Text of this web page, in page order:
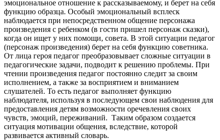
эмоциональное отношение к рассказываемому, и берет на себя
функцию образца. Особый эмоциональный всплеск
наблюдается при непосредственном общение персонажа
произведения с ребенком (в гости пришел персонаж сказки),
когда он ищет у них помощи, совета. В этой ситуации педагог
(персонаж произведения) берет на себя функцию советника.
От лица героя педагог преобразовывает сложные ситуации в
педагогические задачи, подводит к решению проблемы. При
чтении произведения педагог постоянно следит за своим
исполнением, а также за восприятием и вниманием
слушателей. То есть педагог выполняет функцию
наблюдателя, используя в последующем свои наблюдения для
предоставления детям возможности оречевления своих
чувств, эмоций, переживаний. Таким образом создается
ситуация мотивации общения, вследствие, которой
развивается активный словарь.